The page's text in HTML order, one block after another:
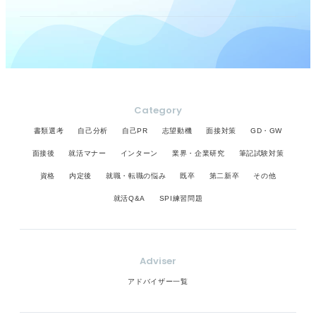
Category
書類選考 自己分析 自己PR 志望動機 面接対策 GD・GW
面接後 就活マナー インターン 業界・企業研究 筆記試験対策
資格 内定後 就職・転職の悩み 既卒 第二新卒 その他
就活Q&A SPI練習問題
Adviser
アドバイザー一覧